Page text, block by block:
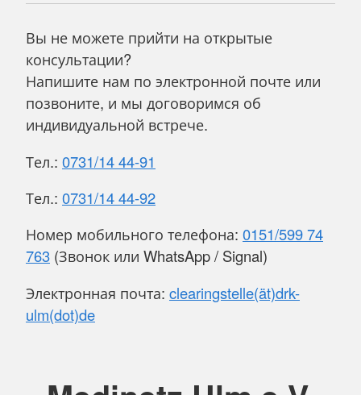
Вы не можете прийти на открытые
консультации?
Напишите нам по электронной почте или
позвоните, и мы договоримся об
индивидуальной встрече.
Тел.: 0731/14 44-91
Тел.: 0731/14 44-92
Номер мобильного телефона: 0151/599 74
763 (Звонок или WhatsApp / Signal)
Электронная почта: clearingstelle(ät)drk-
ulm(dot)de